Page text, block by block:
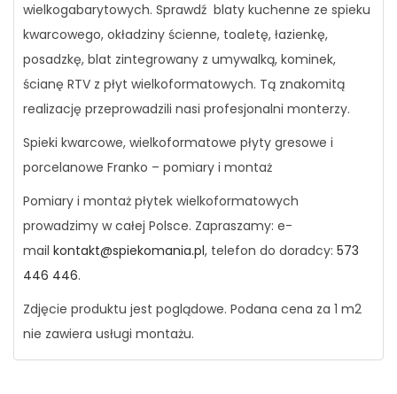
wielkogabarytowych. Sprawdź blaty kuchenne ze spieku
kwarcowego, okładziny ścienne, toaletę, łazienkę,
posadzkę, blat zintegrowany z umywalką, kominek,
ścianę RTV z płyt wielkoformatowych. Tą znakomitą
realizację przeprowadzili nasi profesjonalni monterzy.
Spieki kwarcowe, wielkoformatowe płyty gresowe i
porcelanowe Franko – pomiary i montaż
Pomiary i montaż płytek wielkoformatowych
prowadzimy w całej Polsce. Zapraszamy: e-
mail kontakt@spiekomania.pl, telefon do doradcy: 573
446 446.
Zdjęcie produktu jest poglądowe. Podana cena za 1 m2
nie zawiera usługi montażu.